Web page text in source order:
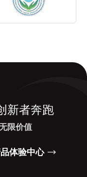
新者奔跑
限价值
体验中心